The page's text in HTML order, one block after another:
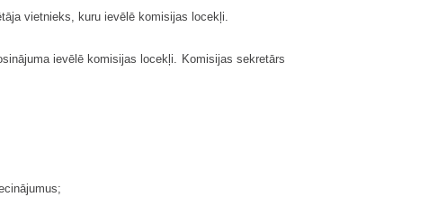
vietnieks, kuru ievēlē komisijas locekļi.
ievēlē komisijas locekļi. Komisijas sekretārs